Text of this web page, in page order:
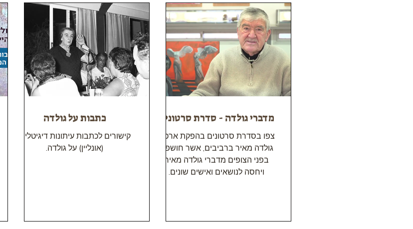
ארכיון גולדה מאיר ברביבים
מדברי גולדה - סדרת סרטונים
צפו בסדרת סרטונים בהפקת ארכיון
גולדה מאיר ברביבים, אשר חושפת
בפני הצופים מדברי גולדה מאיר
ויחסה לנושאים ואישים שונים.
כתבות על גולדה
קישורים לכתבות עיתונות דיגיטלית
(אונליין) על גולדה.